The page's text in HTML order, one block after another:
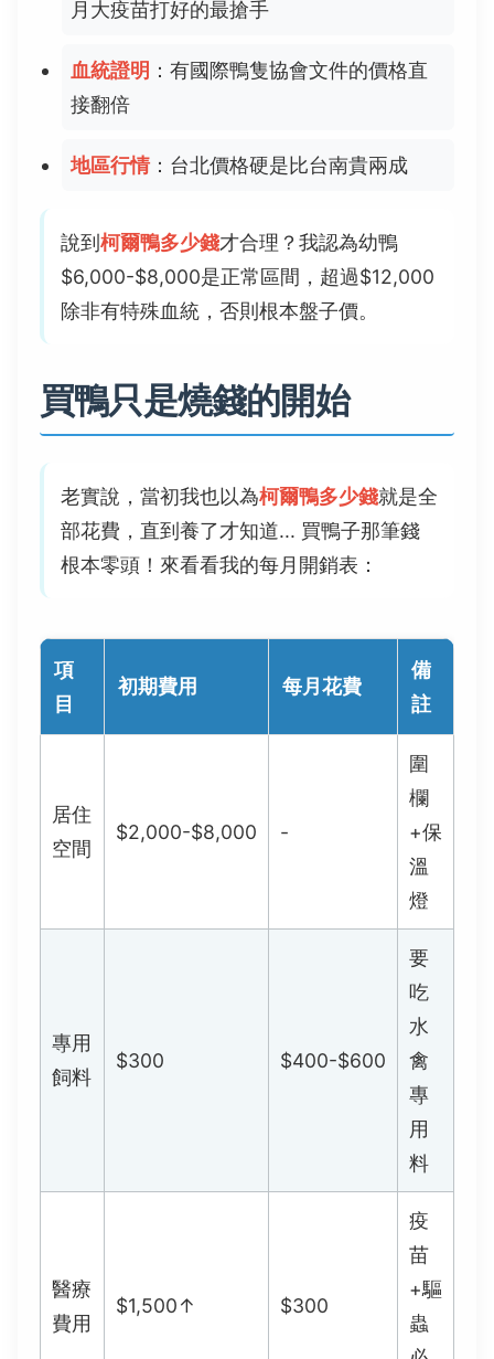
月大疫苗打好的最搶手
血統證明 ：有國際鴨隻協會文件的價格直
接翻倍
地區行情：台北價格硬是比台南貴兩成
說到 柯爾鴨多少錢才合理？我認為幼鴨
$6,000-$8,000是正常區間，超過$12,000
除非有特殊血統，否則根本盤子價。
買鴨只是燒錢的開始
老實說，當初我也以為柯爾鴨多少錢就是全
部花費，直到養了才知道... 買鴨子那筆錢
根本零頭！來看看我的每月開銷表：
項
目
初期費用 每月花費
備
註
居住
空間
$2,000-$8,000 -
圍
欄
+保
溫
燈
專用
飼料
$300 $400-$600
要
吃
水
禽
專
用
料
醫療
費用
$1,500↑ $300
疫
苗
+驅
蟲